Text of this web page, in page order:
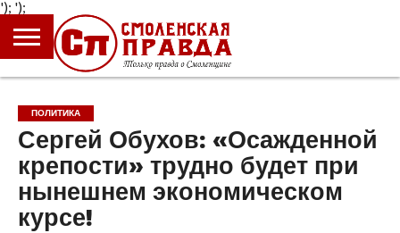
');
ГЛАВНАЯ
НОВОСТИ
ПРОИСШЕСТВИЯ
ПОЛИТИКА
КУЛЬТУРА
ЭКОНОМИКА
ОБЩЕСТВО
БЛОГИ
ПОЛИТИКА
Сергей Обухов: «Осажденной
крепости» трудно будет при
нынешнем экономическом
курсе!
');